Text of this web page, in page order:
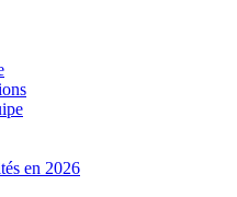
en 2026